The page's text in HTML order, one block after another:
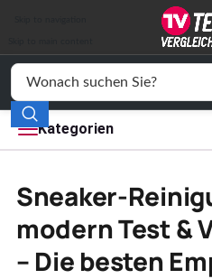
Kategorien
Elektronik
Freizeit
Wohnen
Sneaker-
modern Test &
– Die besten